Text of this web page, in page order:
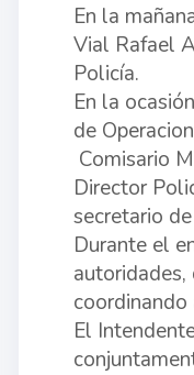
En la
Vial Rafael
Policía.
En la
de
Comisario
Director
secretario
Durante el
autoridades,
coordinando
El